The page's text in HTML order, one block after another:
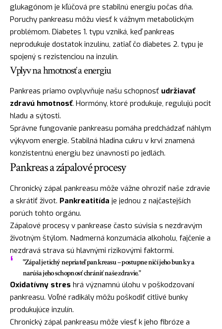
glukagónom je kľúčová pre stabilnú energiu počas dňa.
Poruchy pankreasu môžu viesť k vážnym metabolickým
problémom. Diabetes 1. typu vzniká, keď pankreas
neprodukuje dostatok inzulínu, zatiaľ čo diabetes 2. typu je
spojený s rezistenciou na inzulín.
Vplyv na hmotnosť a energiu
Pankreas priamo ovplyvňuje našu schopnosť udržiavať
zdravú hmotnosť. Hormóny, ktoré produkuje, regulujú pocit
hladu a sýtosti.
Správne fungovanie pankreasu pomáha predchádzať náhlym
výkyvom energie. Stabilná hladina cukru v krvi znamená
konzistentnú energiu bez únavnosti po jedlách.
Pankreas a zápalové procesy
Chronický zápal pankreasu môže vážne ohroziť naše zdravie
a skrátiť život. Pankreatitída je jednou z najčastejších
porúch tohto orgánu.
Zápalové procesy v pankrease často súvisia s nezdravým
životným štýlom. Nadmerná konzumácia alkoholu, fajčenie a
nezdravá strava sú hlavnými rizikovými faktormi.
"Zápal je tichý nepriateľ pankreasu – postupne ničí jeho bunky a
narúša jeho schopnosť chrániť naše zdravie."
Oxidatívny stres hrá významnú úlohu v poškodzovaní
pankreasu. Voľné radikály môžu poškodiť citlivé bunky
produkujúce inzulín.
Chronický zápal pankreasu môže viesť k jeho fibróze a